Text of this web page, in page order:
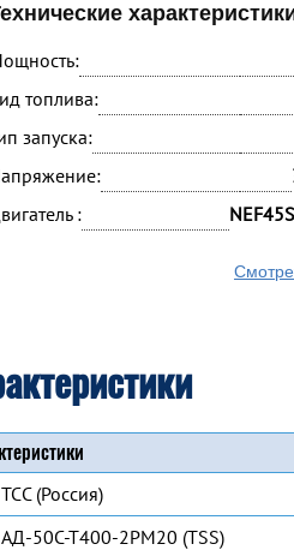
топлива:
запуска:
:
ТСС (Россия)
АД-50С-Т400-2РМ20 (TSS)